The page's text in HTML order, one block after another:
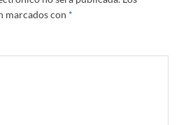
marcados con *